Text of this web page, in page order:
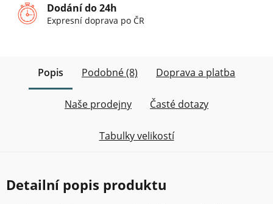
Dodání do 24h
Expresní doprava po ČR
Popis Podobné (8) Doprava a platba
Naše prodejny Časté dotazy
Tabulky velikostí
Detailní popis produktu